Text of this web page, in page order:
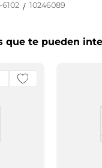
6102 / 10246089
que te pueden